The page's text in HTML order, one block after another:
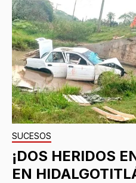
SUCESOS
¡DOS HERIDOS
EN